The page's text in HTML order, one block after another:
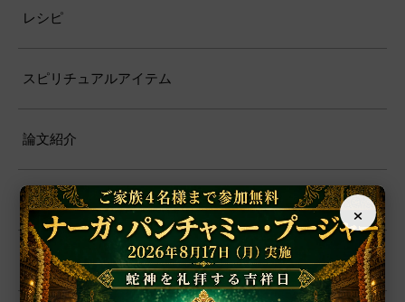
レシピ
スピリチュアルアイテム
論文紹介
社会貢献活動
お知らせ・活動報告
×